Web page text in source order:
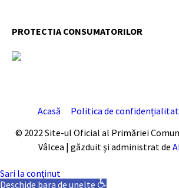
PROTECTIA CONSUMATORILOR
Acasă Politica de
© 2022 Site-ul Oficial al Primăriei
Vâlcea | găzduit şi administrat de
Sari la conținut
Deschide bara de unelte